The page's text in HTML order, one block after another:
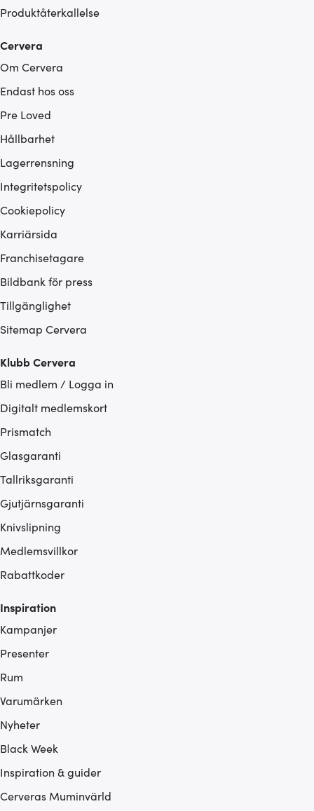
Produktåterkallelse
Cervera
Om Cervera
Endast hos oss
Pre Loved
Hållbarhet
Lagerrensning
Integritetspolicy
Cookiepolicy
Karriärsida
Franchisetagare
Bildbank för press
Tillgänglighet
Sitemap Cervera
Klubb Cervera
Bli medlem / Logga in
Digitalt medlemskort
Prismatch
Glasgaranti
Tallriksgaranti
Gjutjärnsgaranti
Knivslipning
Medlemsvillkor
Rabattkoder
Inspiration
Kampanjer
Presenter
Rum
Varumärken
Nyheter
Black Week
Inspiration & guider
Cerveras Muminvärld